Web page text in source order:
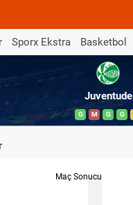
Sporx Ekstra Basketbol
Juventude
G M G G
Maç Sonucu